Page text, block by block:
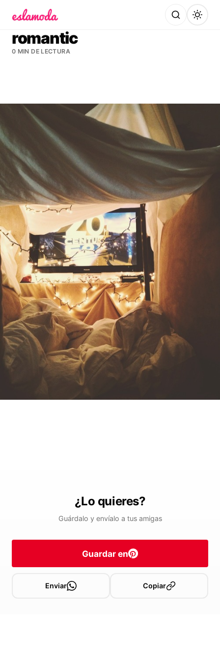
romantic
0 MIN DE LECTURA
¿Lo quieres?
Guárdalo y envíalo a tus amigas
Guardar en
Enviar Copiar